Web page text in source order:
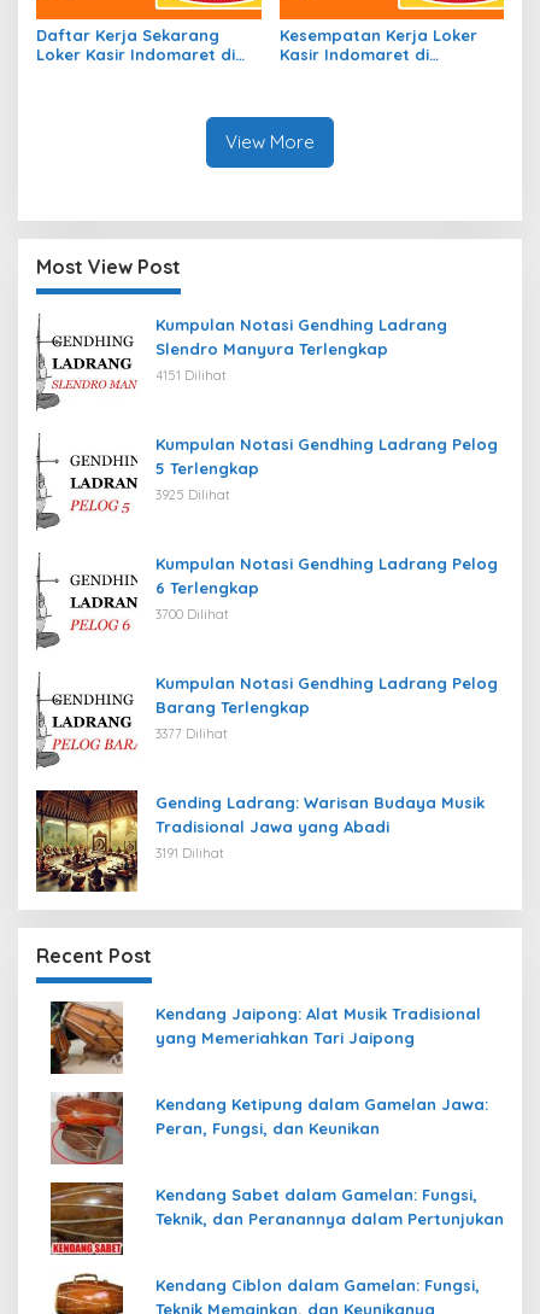
Daftar Kerja Sekarang
Loker Kasir Indomaret di
Kesempatan Kerja Loker
Kasir Indomaret di
View More
Most View Post
Kumpulan Notasi Gendhing Ladrang
Slendro Manyura Terlengkap
4151 Dilihat
Kumpulan Notasi Gendhing Ladrang Pelog
5 Terlengkap
3925 Dilihat
Kumpulan Notasi Gendhing Ladrang Pelog
6 Terlengkap
3700 Dilihat
Kumpulan Notasi Gendhing Ladrang Pelog
Barang Terlengkap
3377 Dilihat
Gending Ladrang: Warisan Budaya Musik
Tradisional Jawa yang Abadi
3191 Dilihat
Recent Post
Kendang Jaipong: Alat Musik Tradisional
yang Memeriahkan Tari Jaipong
Kendang Ketipung dalam Gamelan Jawa:
Peran, Fungsi, dan Keunikan
Kendang Sabet dalam Gamelan: Fungsi,
Teknik, dan Peranannya dalam Pertunjukan
Kendang Ciblon dalam Gamelan: Fungsi,
Teknik Memainkan, dan Keunikanya